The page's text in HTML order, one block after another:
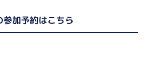
加予約はこちら